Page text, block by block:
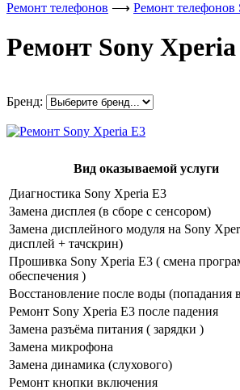
Ремонт телефонов ⟶ Ремонт телефонов
Ремонт Sony Xperia
Бренд:
Вид оказываемой услуги
Диагностика Sony Xperia E3
Замена дисплея (в сборе с сенсором)
Замена дисплейного модуля на Sony
дисплей + тачскрин)
Прошивка Sony Xperia E3 ( смена
обеспечения )
Восстановление после воды (попадания
Ремонт Sony Xperia E3 после падения
Замена разъёма питания ( зарядки )
Замена микрофона
Замена динамика (слухового)
Ремонт кнопки включения